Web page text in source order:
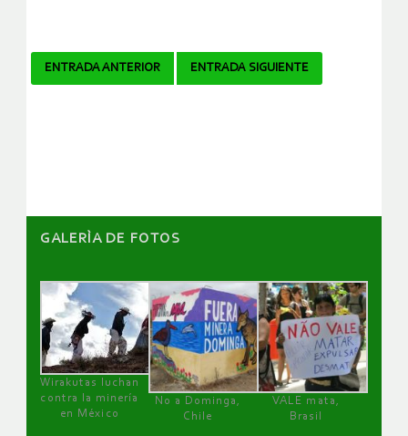
Navegador
ENTRADA ANTERIOR ENTRADA SIGUIENTE
GALERÌA DE FOTOS
Wirakutas luchan
contra la minería
en México
No a Dominga,
Chile
VALE mata,
Brasil